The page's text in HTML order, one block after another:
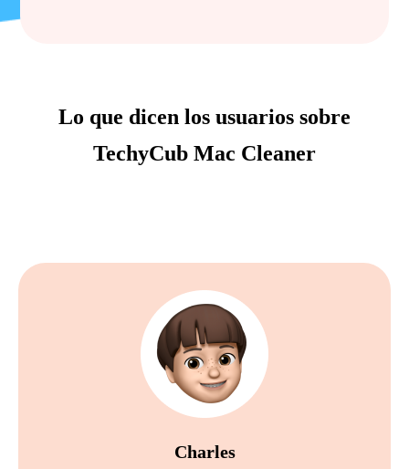
Lo que dicen los usuarios sobre
TechyCub Mac Cleaner
Charles